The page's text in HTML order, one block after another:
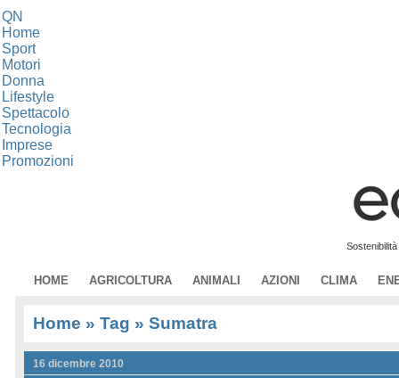
QN
Home
Sport
Motori
Donna
Lifestyle
Spettacolo
Tecnologia
Imprese
Promozioni
HOME AGRICOLTURA ANIMALI AZIONI CLIMA
Home » Tag » Sumatra
16 dicembre 2010